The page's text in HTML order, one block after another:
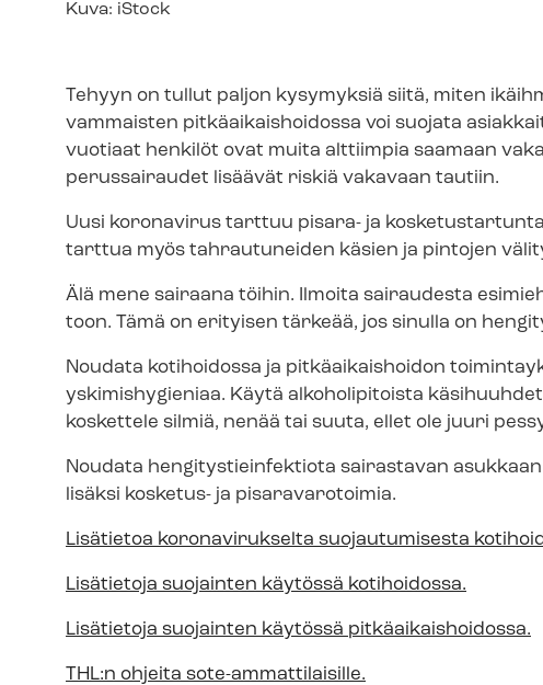
Kuvateksti
Kuva: iStock
Tehyyn on tullut paljon kysymyksiä siitä, miten
vammaisten pit­kä­ai­kais­hoi­dos­sa voi suojata
vuotiaat henkilöt ovat muita alttiimpia saamaan
perussairaudet lisäävät riskiä vakavaan tautiin.
Uusi koronavirus tarttuu pisara- ja
tarttua myös tahrautuneiden käsien ja pintojen
Älä mene sairaana töihin. Ilmoita sairaudesta
toon. Tämä on erityisen tärkeää, jos sinulla on
Noudata kotihoidossa ja pitkäaikaishoidon
yskimishygieniaa. Käytä alkoholipitoista
koskettele silmiä, nenää tai suuta, ellet ole juuri
Noudata hen­gi­tys­tiein­fek­tio­ta sairastavan
lisäksi kosketus- ja pisaravarotoimia.
Lisätietoa koronavirukselta suojautumisesta
Lisätietoja suojainten käytössä kotihoidossa.
Lisätietoja suojainten käytössä pit­kä­ai­kais­hoi­dos­sa.
THL:n ohjeita sote-​ammattilaisille.